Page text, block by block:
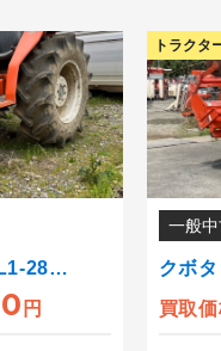
28…
円
トラクタ
一般
クボ
買取